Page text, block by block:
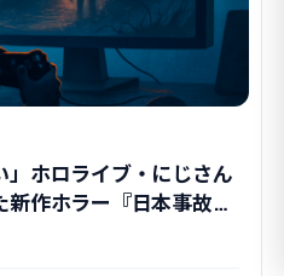
」ホロライブ・にじさん
作ホラー『日本事故物